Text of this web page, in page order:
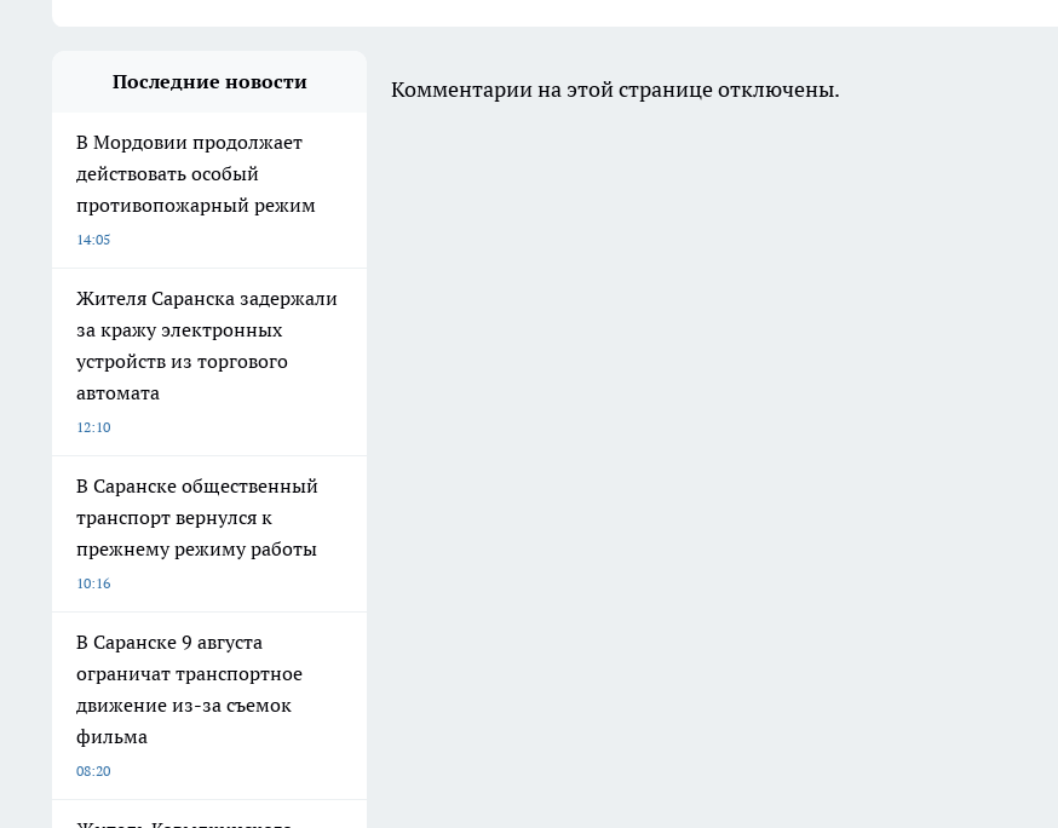
Последние новости
В Мордовии продолжает
действовать особый
противопожарный режим
14:05
Жителя Саранска задержали
за кражу электронных
устройств из торгового
автомата
12:10
В Саранске общественный
транспорт вернулся к
прежнему режиму работы
10:16
В Саранске 9 августа
ограничат транспортное
движение из-за съемок
фильма
08:20
Комментарии на этой странице отключены.